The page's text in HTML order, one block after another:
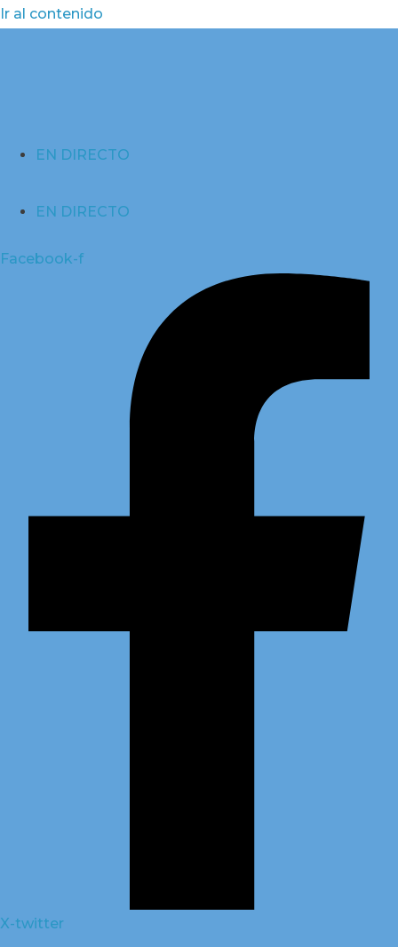
Ir al contenido
EN DIRECTO
EN DIRECTO
Facebook-f
X-twitter